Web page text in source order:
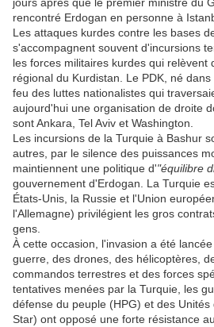
rencontré Erdogan en personne à
Les attaques kurdes contre les bases
s'accompagnent souvent d'incursions
les forces militaires kurdes qui relèvent
régional du Kurdistan. Le PDK, né
feu des luttes nationalistes qui
aujourd'hui une organisation de droite
sont Ankara, Tel Aviv et Washington.
Les incursions de la Turquie à Bashur
autres, par le silence des puissances
maintiennent une politique d'"équilibre
gouvernement d'Erdogan. La Turquie
États-Unis, la Russie et l'Union
l'Allemagne) privilégient les gros
gens.
À cette occasion, l'invasion a été
guerre, des drones, des hélicoptères,
commandos terrestres et des forces
tentatives menées par la Turquie, les
défense du peuple (HPG) et des
Star) ont opposé une forte résistance